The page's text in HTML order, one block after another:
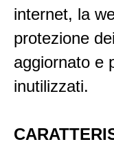
internet, la
protezione
aggiornato e
inutilizzati.